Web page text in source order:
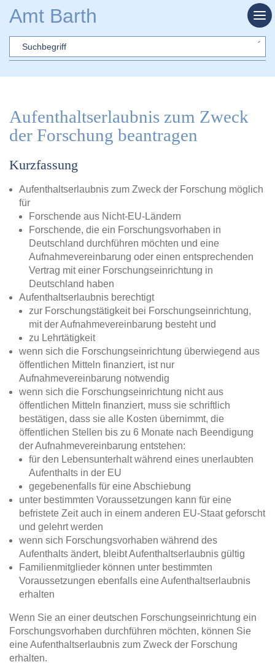
Amt Barth
Sword
Aufenthaltserlaubnis zum Zweck
der Forschung beantragen
Kurzfassung
Aufenthaltserlaubnis zum Zweck der Forschung möglich
für
Forschende aus Nicht-EU-Ländern
Forschende, die ein Forschungsvorhaben in
Deutschland durchführen möchten und eine
Aufnahmevereinbarung oder einen entsprechenden
Vertrag mit einer Forschungseinrichtung in
Deutschland haben
Aufenthaltserlaubnis berechtigt
zur Forschungstätigkeit bei Forschungseinrichtung,
mit der Aufnahmevereinbarung besteht und
zu Lehrtätigkeit
wenn sich die Forschungseinrichtung überwiegend aus
öffentlichen Mitteln finanziert, ist nur
Aufnahmevereinbarung notwendig
wenn sich die Forschungseinrichtung nicht aus
öffentlichen Mitteln finanziert, muss sie schriftlich
bestätigen, dass sie alle Kosten übernimmt, die
öffentlichen Stellen bis zu 6 Monate nach Beendigung
der Aufnahmevereinbarung entstehen:
für den Lebensunterhalt während eines unerlaubten
Aufenthalts in der EU
gegebenenfalls für eine Abschiebung
unter bestimmten Voraussetzungen kann für eine
befristete Zeit auch in einem anderen EU-Staat geforscht
und gelehrt werden
wenn sich Forschungsvorhaben während des
Aufenthalts ändert, bleibt Aufenthaltserlaubnis gültig
Familienmitglieder können unter bestimmten
Voraussetzungen ebenfalls eine Aufenthaltserlaubnis
erhalten
Wenn Sie an einer deutschen Forschungseinrichtung ein
Forschungsvorhaben durchführen möchten, können Sie
eine Aufenthaltserlaubnis zum Zweck der Forschung
erhalten.